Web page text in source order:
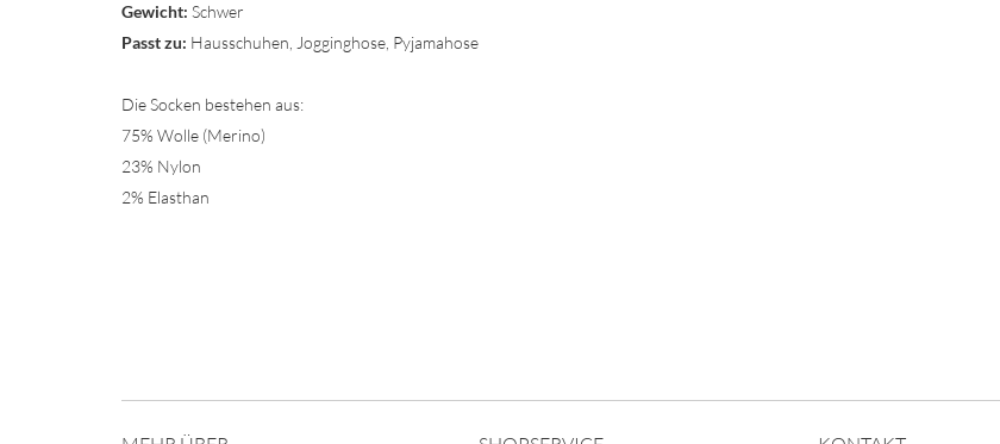
Gewicht: Schwer
Passt zu: Hausschuhen, Jogginghose, Pyjamahose
Die Socken bestehen aus:
75% Wolle (Merino)
23% Nylon
2% Elasthan